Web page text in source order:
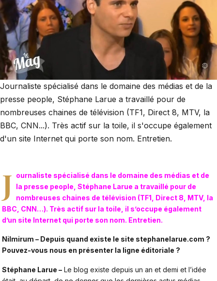
Journaliste spécialisé dans le domaine des médias et de la
presse people, Stéphane Larue a travaillé pour de
nombreuses chaines de télévision (TF1, Direct 8, MTV, la
BBC, CNN...). Très actif sur la toile, il s'occupe également
d'un site Internet qui porte son nom. Entretien.
J ournaliste spécialisé dans le domaine des médias et de
la presse people, Stéphane Larue a travaillé pour de
nombreuses chaines de télévision (TF1, Direct 8, MTV, la
BBC, CNN…). Très actif sur la toile, il s’occupe également
d’un site Internet qui porte son nom. Entretien.
Nilmirum – Depuis quand existe le site stephanelarue.com ?
Pouvez-vous nous en présenter la ligne éditoriale ?
Stéphane Larue – Le blog existe depuis un an et demi et l’idée